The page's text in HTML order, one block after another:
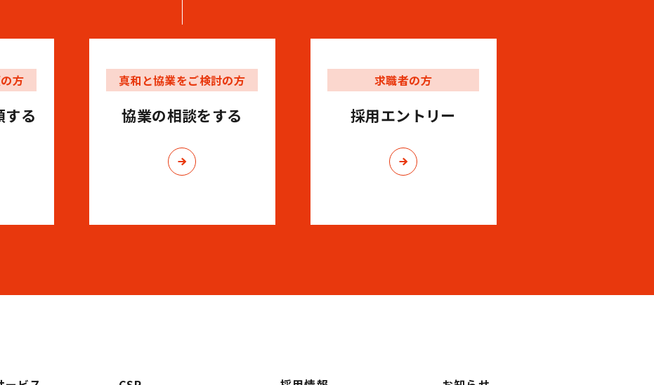
方
する
真和と協業をご検討の方
協業の相談をする
求職者の方
採用エントリー